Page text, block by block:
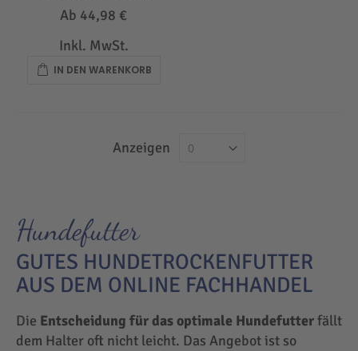
Ab 44,98 €
Inkl. MwSt.
IN DEN WARENKORB
Anzeigen
Hundefutter
GUTES HUNDETROCKENFUTTER
AUS DEM ONLINE FACHHANDEL
Die Entscheidung für das optimale Hundefutterfällt
dem Halter oft nicht leicht. Das Angebot ist so